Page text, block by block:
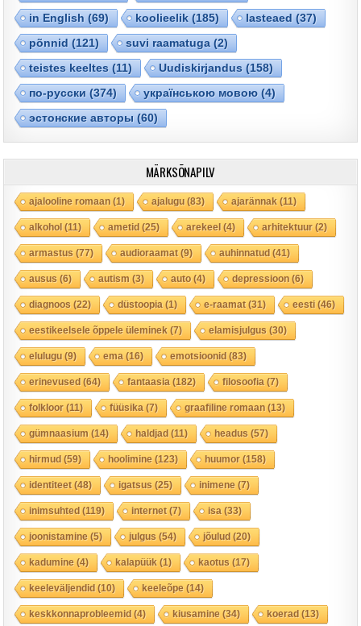
in English (69) koolieelik (185) lasteaed (37)
põnnid (121) suvi raamatuga (2)
teistes keeltes (11) Uudiskirjandus (158)
по-русски (374) українською мовою (4)
эстонские авторы (60)
MÄRKSÕNAPILV
ajalooline romaan(1) ajalugu(83) ajarännak (11)
alkohol(11) ametid(25) arekeel(4) arhitektuur(2)
armastus (77) audioraamat(9) auhinnatud(41)
ausus (6) autism (3) auto(4) depressioon(6)
diagnoos (22) düstoopia (1) e-raamat(31) eesti(46)
eestikeelsele õppele üleminek (7) elamisjulgus (30)
elulugu(9) ema (16) emotsioonid(83)
erinevused(64) fantaasia (182) filosoofia (7)
folkloor(11) füüsika (7) graafiline romaan(13)
gümnaasium (14) haldjad(11) headus (57)
hirmud(59) hoolimine (123) huumor(158)
identiteet(48) igatsus (25) inimene (7)
inimsuhted(119) internet(7) isa (33)
joonistamine (5) julgus (54) jõulud(20)
kadumine (4) kalapüük (1) kaotus (17)
keeleväljendid(10) keeleõpe (14)
keskkonnaprobleemid(4) kiusamine (34) koerad(13)